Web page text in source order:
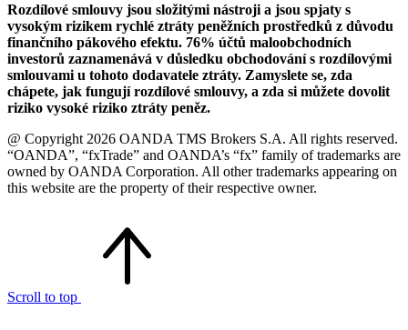
Rozdílové smlouvy jsou složitými nástroji a jsou spjaty s
vysokým rizikem rychlé ztráty peněžních prostředků z důvodu
finančního pákového efektu. 76% účtů maloobchodních
investorů zaznamenává v důsledku obchodování s rozdílovými
smlouvami u tohoto dodavatele ztráty. Zamyslete se, zda
chápete, jak fungují rozdílové smlouvy, a zda si můžete dovolit
riziko vysoké riziko ztráty peněz.
@ Copyright 2026 OANDA TMS Brokers S.A. All rights reserved.
“OANDA”, “fxTrade” and OANDA’s “fx” family of trademarks are
owned by OANDA Corporation. All other trademarks appearing on
this website are the property of their respective owner.
Scroll to top